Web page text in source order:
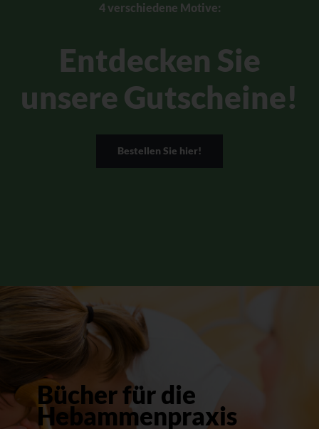
4 verschiedene Motive:
Entdecken Sie
unsere Gutscheine!
Bestellen Sie hier!
Bücher für die
Hebammenpraxis